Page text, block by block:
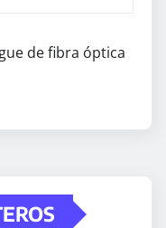
de fibra óptica